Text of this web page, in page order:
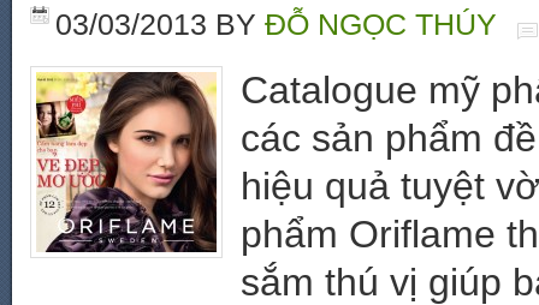
03/03/2013 BY ĐỖ NGỌC THÚY
Catalogue mỹ
các sản phẩm
hiệu quả tuyệt
phẩm Oriflame
sắm thú vị giúp